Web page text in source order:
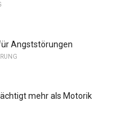
Angststörungen
mehr als Motorik